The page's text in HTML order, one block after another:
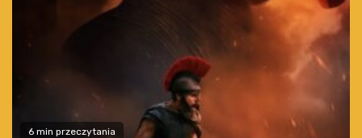
6 min przeczytania